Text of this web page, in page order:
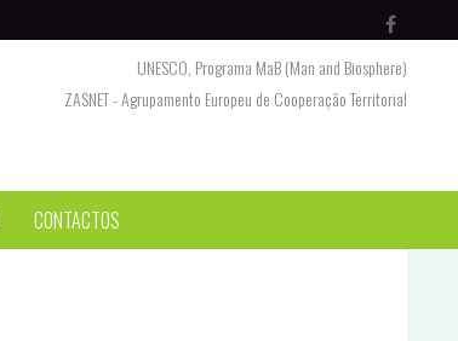
UNESCO, Programa MaB (Man and Biosphere)
ZASNET - Agrupamento Europeu de Cooperação Territorial
CONTACTOS